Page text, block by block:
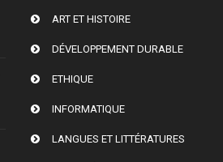
ART ET HISTOIRE
DÉVELOPPEMENT DURABLE
ETHIQUE
INFORMATIQUE
LANGUES ET LITTÉRATURES